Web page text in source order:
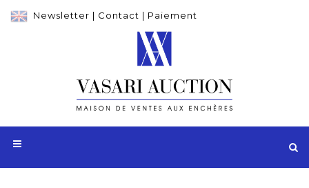
Newsletter | Contact | Paiement